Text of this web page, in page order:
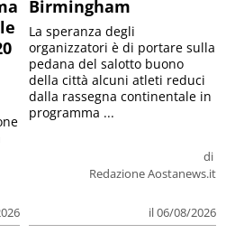
Birmingham
di
Redazione Aostanews.it
il 06/08/2026
La speranza degli
organizzatori è di portare sulla
pedana del salotto buono
della città alcuni atleti reduci
dalla rassegna continentale in
programma ...